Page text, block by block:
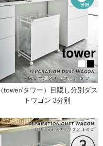
（tower/タワー）目隠し分別ダス
トワゴン 3分別